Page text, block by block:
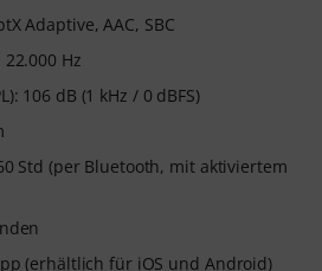
Adaptive, AAC, SBC
Hz
106 dB (1 kHz / 0 dBFS)
Std (per Bluetooth, mit aktiviertem
(erhältlich für iOS und Android)